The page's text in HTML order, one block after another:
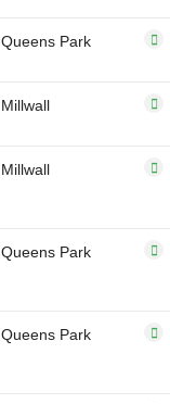
Queens Park
Millwall
Millwall
Queens Park
Queens Park